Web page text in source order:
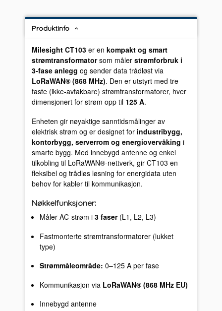
Produktinfo
Milesight CT103 er enkompakt og smart
strømtransformatorsom målerstrømforbruk i
3-fase anlegg og sender data trådløst via
LoRaWAN® (868 MHz). Den er utstyrt med tre
faste (ikke-avtakbare) strømtransformatorer, hver
dimensjonert for strøm opp til 125 A.
Enheten gir nøyaktige sanntidsmålinger av
elektrisk strøm og er designet for industribygg,
kontorbygg, serverrom og energiovervåking i
smarte bygg. Med innebygd antenne og enkel
tilkobling til LoRaWAN®-nettverk, gir CT103 en
fleksibel og trådløs løsning for energidata uten
behov for kabler til kommunikasjon.
Nøkkelfunksjoner:
Måler AC-strøm i 3 faser(L1, L2, L3)
Fastmonterte strømtransformatorer (lukket
type)
Strømmåleområde: 0–125 A per fase
Kommunikasjon via LoRaWAN® (868 MHz EU)
Innebygd antenne